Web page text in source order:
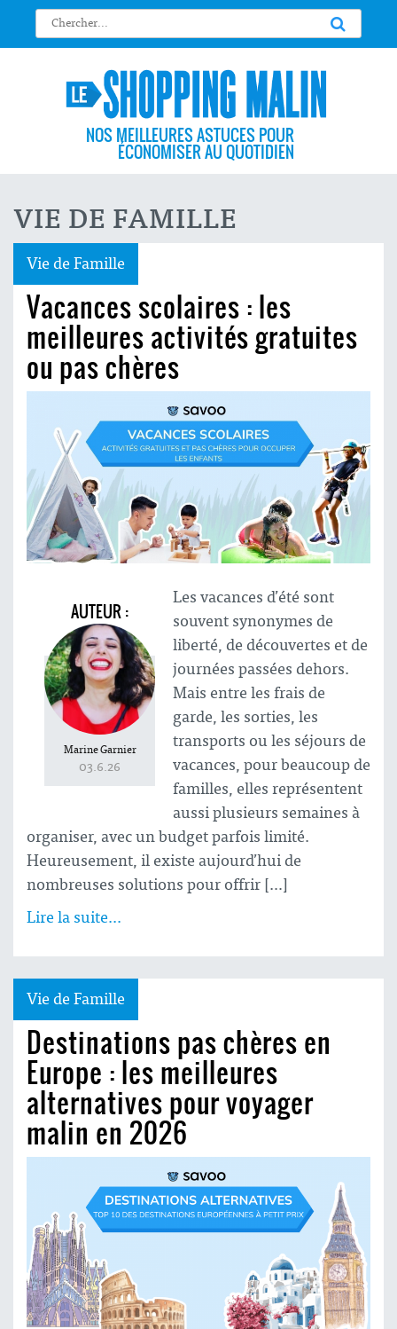
NOS MEILLEURES ASTUCES POUR
ÉCONOMISER AU QUOTIDIEN
VIE DE FAMILLE
Vie de Famille
Vacances scolaires : les
meilleures activités gratuites
ou pas chères
AUTEUR :
Marine Garnier
03.6.26
Les vacances d’été sont
souvent synonymes de
liberté, de découvertes et de
journées passées dehors.
Mais entre les frais de
garde, les sorties, les
transports ou les séjours de
vacances, pour beaucoup de
familles, elles représentent
aussi plusieurs semaines à
organiser, avec un budget parfois limité.
Heureusement, il existe aujourd’hui de
nombreuses solutions pour offrir […]
Lire la suite...
Vie de Famille
Destinations pas chères en
Europe : les meilleures
alternatives pour voyager
malin en 2026